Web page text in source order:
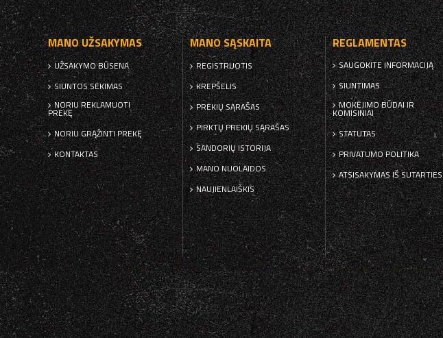
MANO UŽSAKYMAS
UŽSAKYMO BŪSENA
SIUNTOS SEKIMAS
NORIU REKLAMUOTI
PREKĘ
NORIU GRĄŽINTI PREKĘ
KONTAKTAS
MANO SĄSKAITA
REGISTRUOTIS
KREPŠELIS
PREKIŲ SĄRAŠAS
PIRKTŲ PREKIŲ SĄRAŠAS
SANDORIŲ ISTORIJA
MANO NUOLAIDOS
NAUJIENLAIŠKIS
REGLAMENTAS
SAUGOKITE INFORMACIJĄ
SIUNTIMAS
MOKĖJIMO BŪDAI IR
KOMISINIAI
STATUTAS
PRIVATUMO POLITIKA
ATSISAKYMAS IŠ SUTARTIES